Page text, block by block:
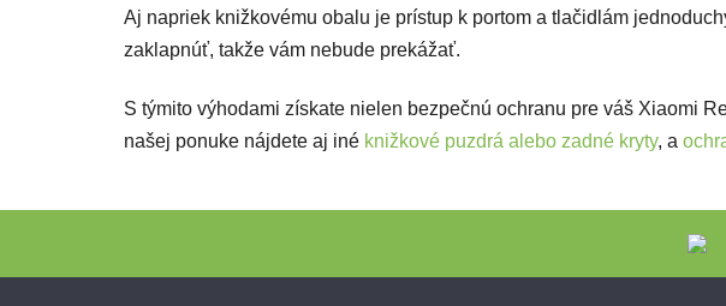
Aj napriek knižkovému obalu je prístup k portom a tlačidlám
zaklapnúť, takže vám nebude prekážať.
S týmito výhodami získate nielen bezpečnú ochranu pre váš Xiaomi
našej ponuke nájdete aj iné knižkové puzdrá alebo zadné kryty, a